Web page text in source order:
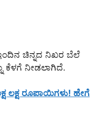
ಚಿನ್ನದ ನಿಖರ ಬೆಲೆ
ಕೆಳಗೆ ನೀಡಲಾಗಿದೆ.
ಲಕ್ಷ ರೂಪಾಯಿಗಳು! ಹೇಗೆ